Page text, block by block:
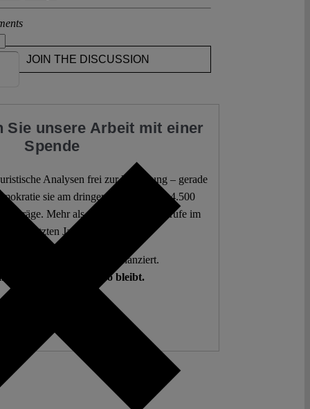
JOIN THE DISCUSSION
Sie unsere Arbeit mit einer
Spende
Analysen frei zur Verfügung – gerade
sie am dringendsten braucht. 4.500
Beiträge. Mehr als fünf Millionen Aufrufe im
letzten Jahr.
Open Access. Spendenfinanziert.
auf Sie, damit es so bleibt.